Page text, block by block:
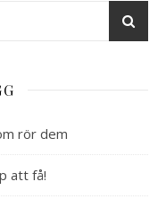
rör dem
att få!